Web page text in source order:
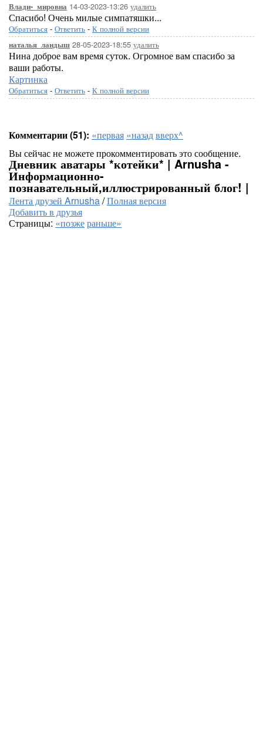
Влади-_мировна 14-03-2023-13:26 удалить
Спасибо! Очень милые симпатяшки...
Обратиться - Ответить - К полной версии
наталья_ландыш 28-05-2023-18:55 удалить
Нина доброе вам время суток. Огромное вам спасибо за
ваши работы.
Картинка
Обратиться - Ответить - К полной версии
Комментарии (51): «первая «назадвверх^
Вы сейчас не можете прокомментировать это сообщение.
Дневник аватары *котейки* | Arnusha -
Информационно-
познавательный,иллюстрированный блог! |
Лента друзей Arnusha/Полная версия
Добавить в друзья
Страницы: «позжераньше»